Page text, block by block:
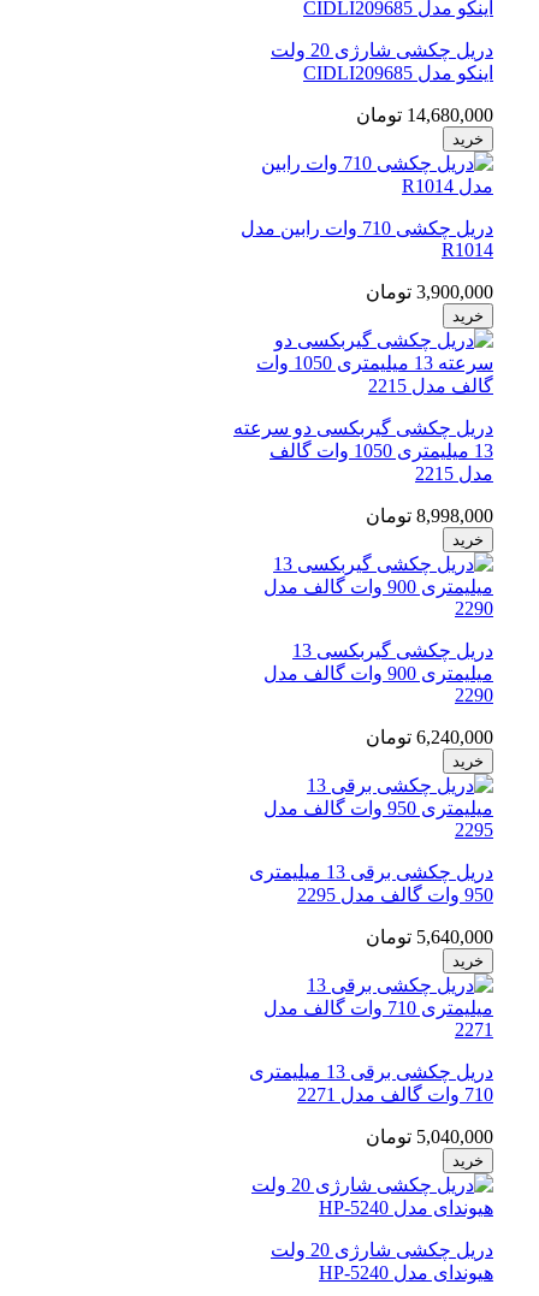
دریل چکشی شارژی 20 ولت
اینکو مدل CIDLI209685
14,680,000 تومان
دریل چکشی 710 وات رابین مدل
R1014
3,900,000 تومان
دریل چکشی گیربکسی دو سرعته
13 میلیمتری 1050 وات گالف
8,998,000 تومان
دریل چکشی گیربکسی 13
میلیمتری 900 وات گالف مدل
6,240,000 تومان
دریل چکشی برقی 13 میلیمتری
5,640,000 تومان
دریل چکشی برقی 13 میلیمتری
5,040,000 تومان
دریل چکشی شارژی 20 ولت
هیوندای مدل HP-5240